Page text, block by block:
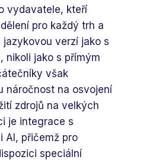
vydavatele, kteří
pro každý trh a
verzí jako s
nikoli jako s přímým
však
náročnost na osvojení
zdrojů na velkých
je integrace s
AI, přičemž pro
speciální